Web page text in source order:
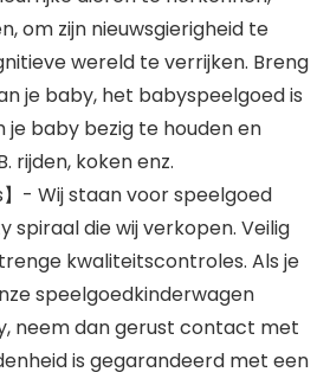
om zijn nieuwsgierigheid te
wereld te verrijken. Breng
je baby, het babyspeelgoed is
je baby bezig te houden en
rijden, koken enz.
- Wij staan voor speelgoed
spiraal die wij verkopen. Veilig
kwaliteitscontroles. Als je
speelgoedkinderwagen
neem dan gerust contact met
is gegarandeerd met een